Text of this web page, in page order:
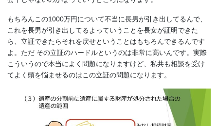
もちろんこの1000万円について不当に長男が引き出してるんで、
これを長男が引き出してるよっていうことを長女が証明できた
ら、立証できたらそれを戻せということはもちろんできるんです
よ。ただ その立証のハードルというのは非常に高いんです。実際
こういうので本当によく問題になりますけど、私共も相談を受け
てよく頭を悩ませるのはこの立証の問題になります。